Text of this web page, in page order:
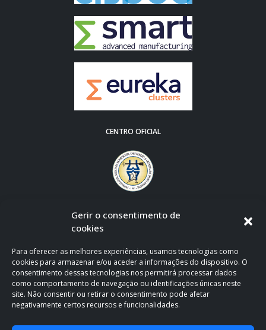
Gerir o consentimento de
cookies
Para oferecer as melhores experiências, usamos tecnologias como
cookies para armazenar e/ou aceder a informações do dispositivo. O
consentimento dessas tecnologias nos permitirá processar dados
como comportamento de navegação ou identificações únicas neste
site. Não consentir ou retirar o consentimento pode afetar
negativamente certos recursos e funcionalidades.
CENTRO OFICIAL